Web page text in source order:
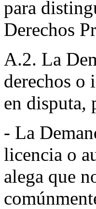
para
Derechos
A.2. La
derechos o
en disputa,
- La
licencia o
alega que